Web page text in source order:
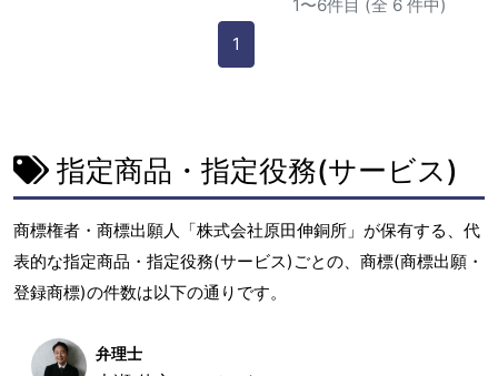
1〜6件目 (全 6 件中)
1
指定商品・指定役務(サービス)
商標権者・商標出願人「株式会社原田伸銅所」が保有する、代
表的な指定商品・指定役務(サービス)ごとの、商標(商標出願・
登録商標)の件数は以下の通りです。
弁理士